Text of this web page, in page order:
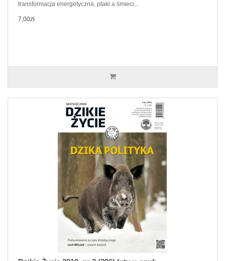
transformacja energetyczna, ptaki a śmieci,..
7,00zł